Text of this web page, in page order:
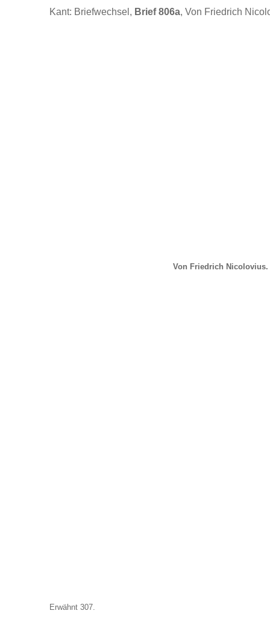
Kant: Briefwechsel, Brief 806a, Von Friedrich
Von Friedrich Nicolovius.
Erwähnt 307.